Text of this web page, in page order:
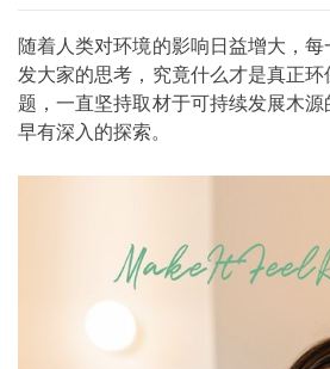
随着人类对环境的影响日益增大，每
发大家的思考，究竟什么才是真正
题，一直坚持取材于可持续发展木
早有深入的探索。